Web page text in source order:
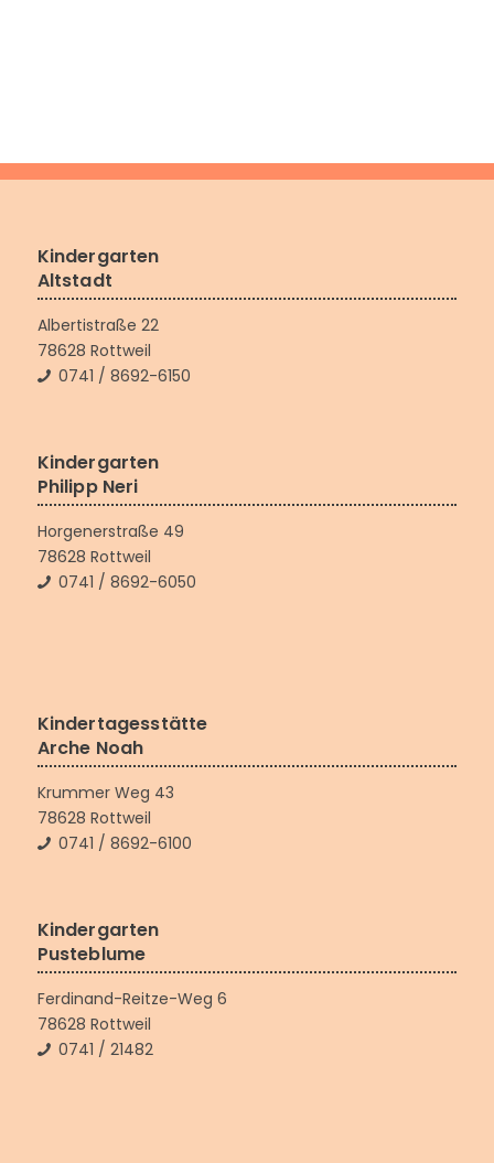
Kindergarten
Altstadt
Albertistraße 22
78628 Rottweil
0741 / 8692-6150
Kindergarten
Philipp Neri
Horgenerstraße 49
78628 Rottweil
0741 / 8692-6050
Kindertagesstätte
Arche Noah
Krummer Weg 43
78628 Rottweil
0741 / 8692-6100
Kindergarten
Pusteblume
Ferdinand-Reitze-Weg 6
78628 Rottweil
0741 / 21482